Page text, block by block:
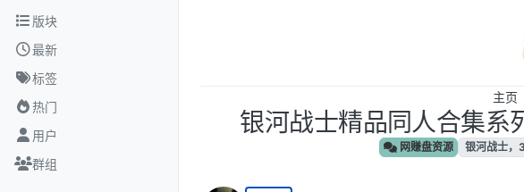
跳转至内容
版块
最新
标签
热门
用户
群组
主页
银河战士精品同人合集
网赚盘资源 银河战士，